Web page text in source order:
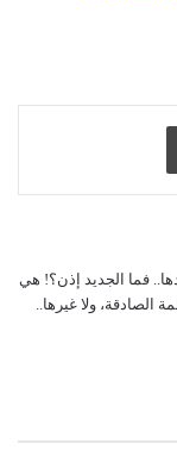
طباعة
فما الجديد إذن؟! هي
الصادقة، ولا غيرها..